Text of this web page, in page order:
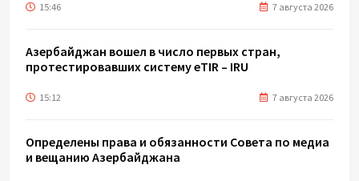
15:46 7 августа 2026
Азербайджан вошел в число первых стран,
протестировавших систему eTIR – IRU
15:12 7 августа 2026
Определены права и обязанности Совета по медиа
и вещанию Азербайджана